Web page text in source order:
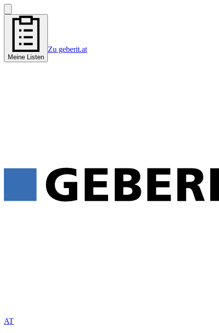
Meine Listen
Zu geberit.at
AT